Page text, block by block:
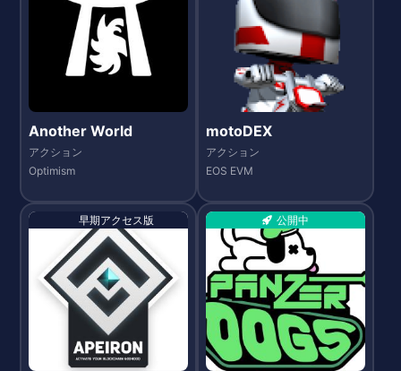
Another World
アクション
Optimism
motoDEX
アクション
EOS EVM
早期アクセス版 公開中